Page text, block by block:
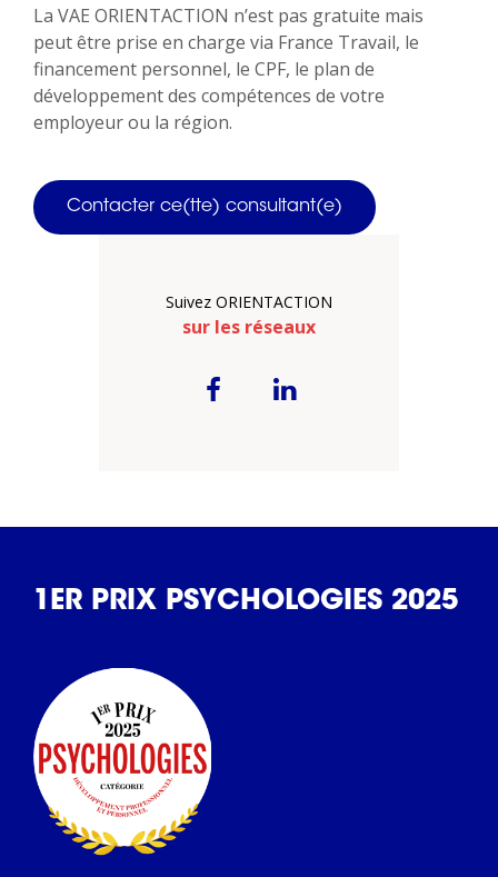
La VAE ORIENTACTION n’est pas gratuite mais
peut être prise en charge via France Travail, le
financement personnel, le CPF, le plan de
développement des compétences de votre
employeur ou la région.
Contacter ce(tte) consultant(e)
Suivez ORIENTACTION
sur les réseaux
1ER PRIX PSYCHOLOGIES 2025